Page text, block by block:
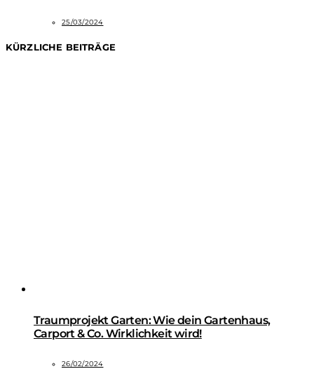
25/03/2024
KÜRZLICHE BEITRÄGE
Traumprojekt Garten: Wie dein Gartenhaus,
Carport & Co. Wirklichkeit wird!
26/02/2024